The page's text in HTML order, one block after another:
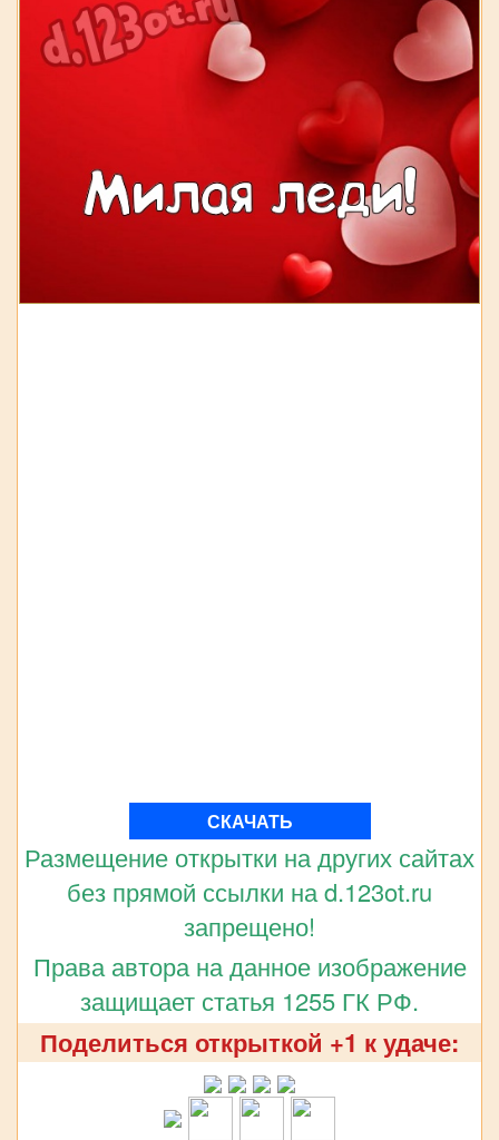
СКАЧАТЬ
Размещение открытки на других сайтах
без прямой ссылки на d.123ot.ru
запрещено!
Права автора на данное изображение
защищает статья 1255 ГК РФ.
Поделиться открыткой +1 к удаче: